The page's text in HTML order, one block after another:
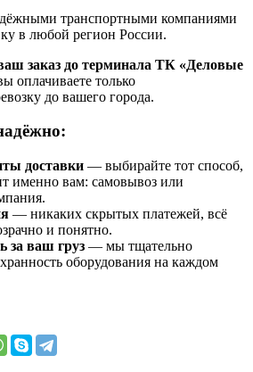
транспортными компаниями
в любой регион России.
заказ до терминала ТК «Деловые
оплачиваете только
до вашего города.
доставки — выбирайте тот способ,
именно вам: самовывоз или
— никаких скрытых платежей, всё
и понятно.
за ваш груз — мы тщательно
оборудования на каждом